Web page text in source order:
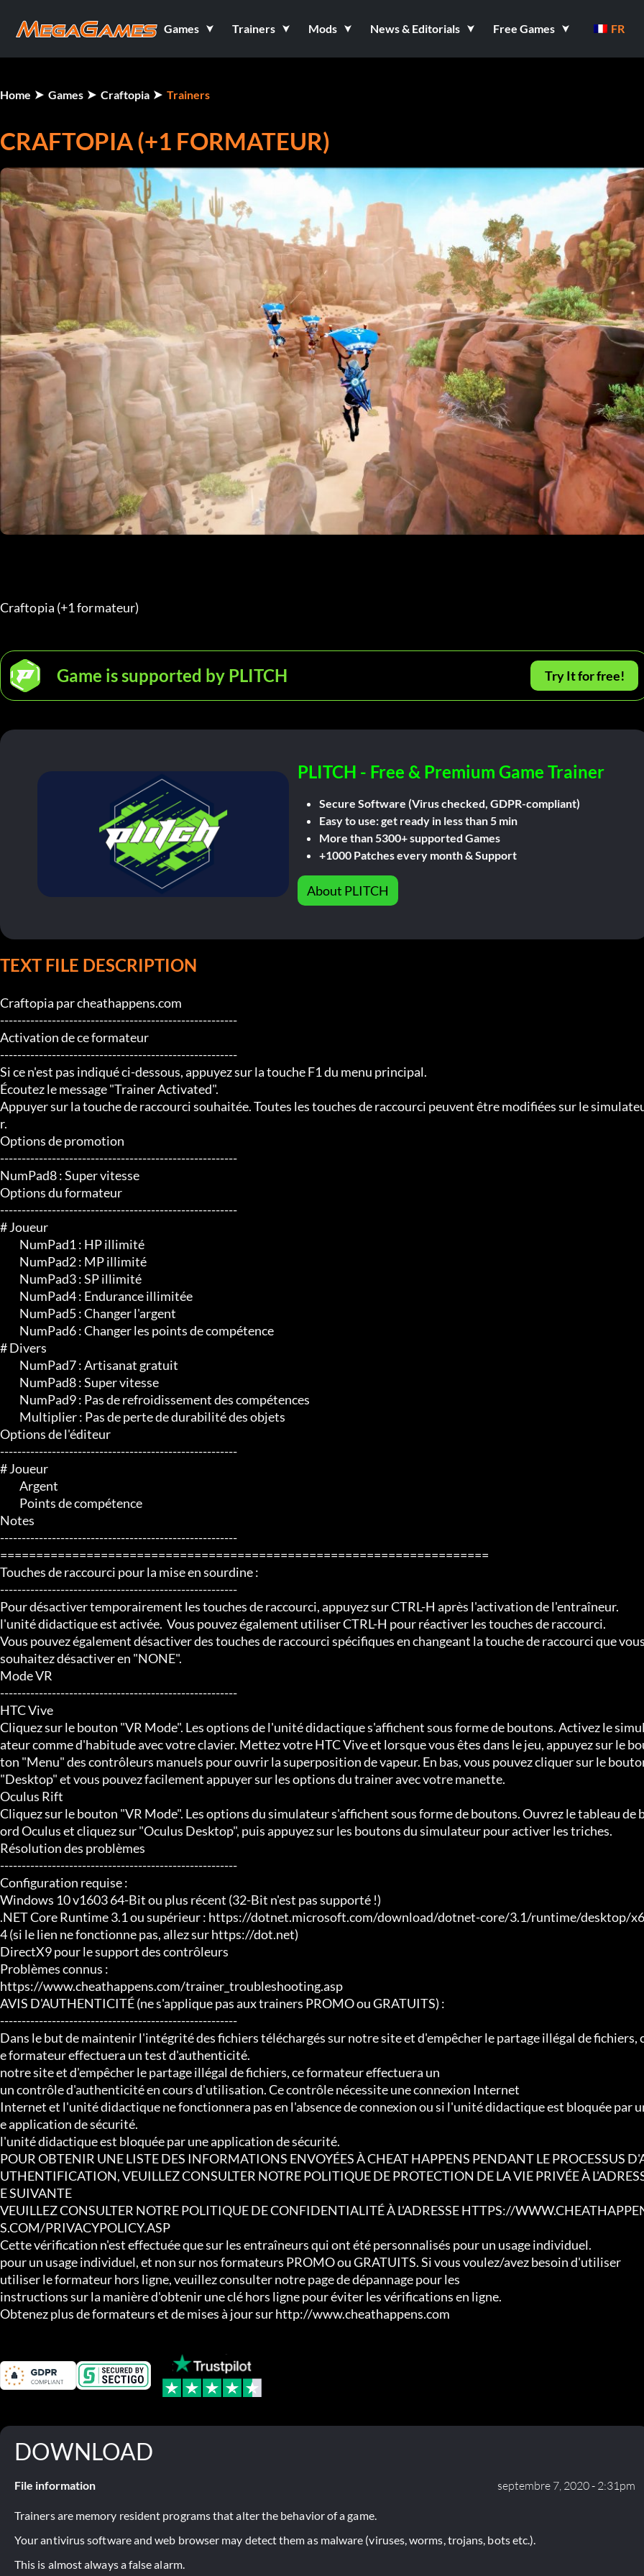
Games Trainers Mods News & Editorials Free Games FR
Home Games Craftopia Trainers
CRAFTOPIA (+1 FORMATEUR)
Craftopia (+1 formateur)
Game is supported by PLITCH Try It for free!
PLITCH - Free & Premium Game Trainer
Secure Software (Virus checked, GDPR-compliant)
Easy to use: get ready in less than 5 min
More than 5300+ supported Games
+1000 Patches every month & Support
About PLITCH
TEXT FILE DESCRIPTION
Craftopia par cheathappens.com
-------------------------------------------------------
Activation de ce formateur
-------------------------------------------------------
Si ce n'est pas indiqué ci-dessous, appuyez sur la touche F1 du menu principal.
Écoutez le message "Trainer Activated".
Appuyer sur la touche de raccourci souhaitée. Toutes les touches de raccourci peuvent être modifiées sur le
r.
Options de promotion
-------------------------------------------------------
NumPad8 : Super vitesse
Options du formateur
-------------------------------------------------------
# Joueur
# Divers
Options de l'éditeur
-------------------------------------------------------
# Joueur
Notes
-------------------------------------------------------
====================================================================
Touches de raccourci pour la mise en sourdine :
-------------------------------------------------------
Pour désactiver temporairement les touches de raccourci, appuyez sur CTRL-H après l'activation de l'entraîneur.
l'unité didactique est activée.  Vous pouvez également utiliser CTRL-H pour réactiver les touches de raccourci.
Vous pouvez également désactiver des touches de raccourci spécifiques en changeant la touche de raccourci que vous
souhaitez désactiver en "NONE".
Mode VR
-------------------------------------------------------
HTC Vive
Cliquez sur le bouton "VR Mode". Les options de l'unité didactique s'affichent sous forme de boutons. Activez le simul
ateur comme d'habitude avec votre clavier. Mettez votre HTC Vive et lorsque vous êtes dans le jeu, appuyez sur le
ton "Menu" des contrôleurs manuels pour ouvrir la superposition de vapeur. En bas, vous pouvez cliquer sur le
"Desktop" et vous pouvez facilement appuyer sur les options du trainer avec votre manette.
Oculus Rift
Cliquez sur le bouton "VR Mode". Les options du simulateur s'affichent sous forme de boutons. Ouvrez le tableau de
ord Oculus et cliquez sur "Oculus Desktop", puis appuyez sur les boutons du simulateur pour activer les triches.
Résolution des problèmes
-------------------------------------------------------
Configuration requise :
Windows 10 v1603 64-Bit ou plus récent (32-Bit n'est pas supporté !)
.NET Core Runtime 3.1 ou supérieur : https://dotnet.microsoft.com/download/dotnet-core/3.1/runtime/desktop/x6
4 (si le lien ne fonctionne pas, allez sur https://dot.net)
DirectX9 pour le support des contrôleurs
Problèmes connus :
https://www.cheathappens.com/trainer_troubleshooting.asp
AVIS D'AUTHENTICITÉ (ne s'applique pas aux trainers PROMO ou GRATUITS) :
-------------------------------------------------------
Dans le but de maintenir l'intégrité des fichiers téléchargés sur notre site et d'empêcher le partage illégal de fichiers,
e formateur effectuera un test d'authenticité.
notre site et d'empêcher le partage illégal de fichiers, ce formateur effectuera un
un contrôle d'authenticité en cours d'utilisation. Ce contrôle nécessite une connexion Internet
Internet et l'unité didactique ne fonctionnera pas en l'absence de connexion ou si l'unité didactique est bloquée par
e application de sécurité.
l'unité didactique est bloquée par une application de sécurité.
POUR OBTENIR UNE LISTE DES INFORMATIONS ENVOYÉES À CHEAT HAPPENS PENDANT LE PROCESSUS
UTHENTIFICATION, VEUILLEZ CONSULTER NOTRE POLITIQUE DE PROTECTION DE LA VIE PRIVÉE À
E SUIVANTE
VEUILLEZ CONSULTER NOTRE POLITIQUE DE CONFIDENTIALITÉ À L'ADRESSE HTTPS://
S.COM/PRIVACYPOLICY.ASP
Cette vérification n'est effectuée que sur les entraîneurs qui ont été personnalisés pour un usage individuel.
pour un usage individuel, et non sur nos formateurs PROMO ou GRATUITS. Si vous voulez/avez besoin d'utiliser
utiliser le formateur hors ligne, veuillez consulter notre page de dépannage pour les
instructions sur la manière d'obtenir une clé hors ligne pour éviter les vérifications en ligne.
Obtenez plus de formateurs et de mises à jour sur http://www.cheathappens.com
DOWNLOAD
File information septembre 7, 2020 - 2:31pm
Trainers are memory resident programs that alter the behavior of a game.
Your antivirus software and web browser may detect them as malware (viruses, worms, trojans, bots etc.).
This is almost always a false alarm.